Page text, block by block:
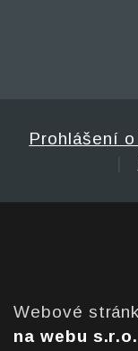
Prohlášení
Webové
na webu s.r.o.